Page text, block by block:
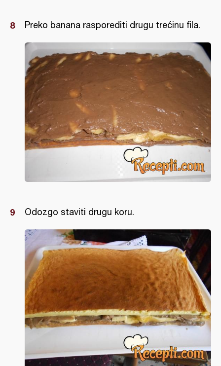
Preko banana rasporediti drugu trećinu fila.
Odozgo staviti drugu koru.